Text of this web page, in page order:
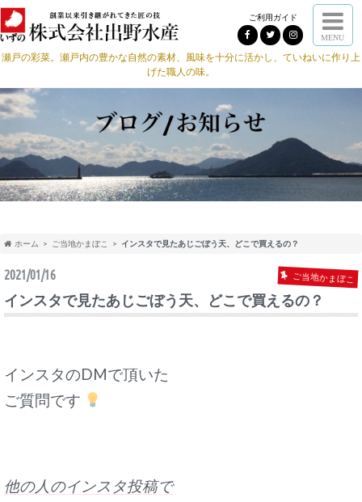
ご利用ガイド
MENU
瀬戸の彩菜。瀬戸内の豊かな自然の素材、風味を十分に活かし、ていねいに作り上
げた職人の味。
ホーム ご当地かまぼこ インスタで見たあじごぼう天、どこで買えるの？
2021/01/16 ご当地かまぼこ
インスタで見たあじごぼう天、どこで買えるの？
インスタのDMで頂いた
ご質問です
他の人のインスタ投稿で